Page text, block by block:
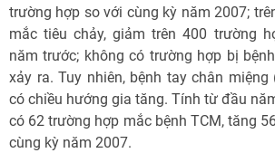
trường hợp so với cùng kỳ năm 2007;
mắc tiêu chảy, giảm trên 400 trường
năm trước; không có trường hợp bị
xảy ra. Tuy nhiên, bệnh tay chân miệng
có chiều hướng gia tăng. Tính từ đầu
có 62 trường hợp mắc bệnh TCM, tăng
cùng kỳ năm 2007.